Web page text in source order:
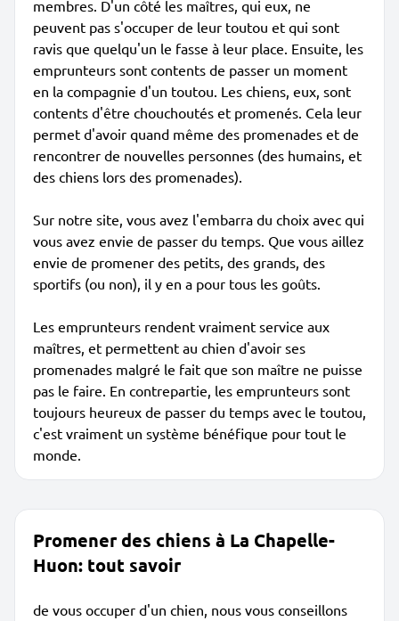
membres. D'un côté les maîtres, qui eux, ne
peuvent pas s'occuper de leur toutou et qui sont
ravis que quelqu'un le fasse à leur place. Ensuite, les
emprunteurs sont contents de passer un moment
en la compagnie d'un toutou. Les chiens, eux, sont
contents d'être chouchoutés et promenés. Cela leur
permet d'avoir quand même des promenades et de
rencontrer de nouvelles personnes (des humains, et
des chiens lors des promenades).
Sur notre site, vous avez l'embarra du choix avec qui
vous avez envie de passer du temps. Que vous aillez
envie de promener des petits, des grands, des
sportifs (ou non), il y en a pour tous les goûts.
Les emprunteurs rendent vraiment service aux
maîtres, et permettent au chien d'avoir ses
promenades malgré le fait que son maître ne puisse
pas le faire. En contrepartie, les emprunteurs sont
toujours heureux de passer du temps avec le toutou,
c'est vraiment un système bénéfique pour tout le
monde.
Promener des chiens à La Chapelle-
Huon: tout savoir
de vous occuper d'un chien, nous vous conseillons